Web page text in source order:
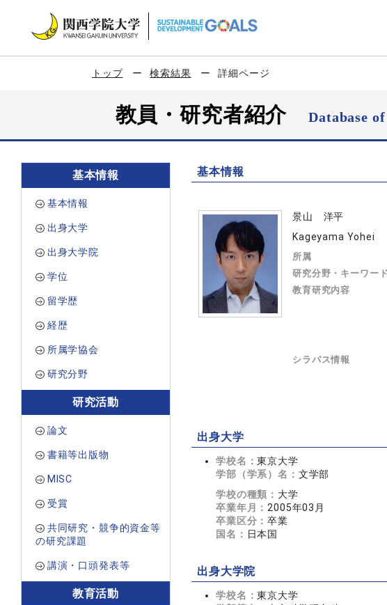
トップ 検索結果 詳細ページ
教員・研究者紹介Database
基本情報
基本情報
出身大学
出身大学院
学位
留学歴
経歴
所属学協会
研究分野
研究活動
論文
書籍等出版物
MISC
受賞
共同研究・競争的資金等
の研究課題
講演・口頭発表等
教育活動
基本情報
景山 洋平
Kageyama Yohei
所属
研究分野・キーワード
教育研究内容
シラバス情報
出身大学
学校名：東京大学
学部（学系）名： 文学部
学校の種類： 大学
卒業年月： 2005年03月
卒業区分：卒業
国名： 日本国
出身大学院
学校名：東京大学